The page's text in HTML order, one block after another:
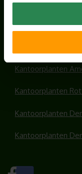
Kantoorplanten
Kantoorplanten
Kantoorplanten
Kantoorplanten
Kantoorplanten
Kantoorplanten